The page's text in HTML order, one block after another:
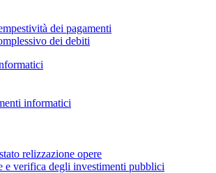
dei pagamenti
dei debiti
informatici
relizzazione opere
e verifica degli investimenti pubblici